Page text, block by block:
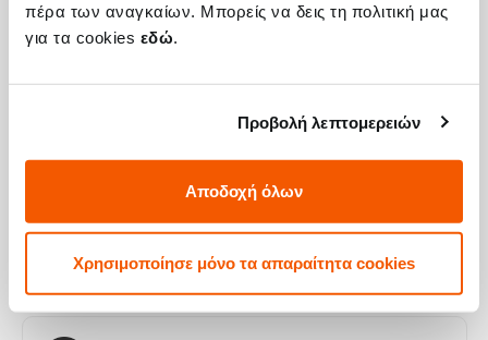
πέρα των αναγκαίων. Μπορείς να δεις τη πολιτική μας
για τα cookies εδώ.
Προβολή λεπτομερειών
Αποδοχή όλων
Χρησιμοποίησε μόνο τα απαραίτητα cookies
Χρόνος 45 λεπτά
Εγγύηση Εφ' όρου ζωής